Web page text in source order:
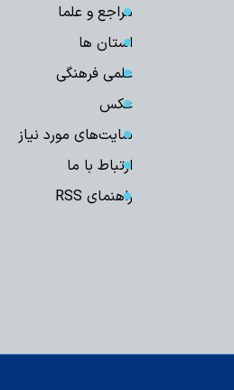
مراجع و علما
استان ها
علمی فرهنگی
عکس
سایت‌های مورد نیاز
ارتباط با ما
راهنمای RSS